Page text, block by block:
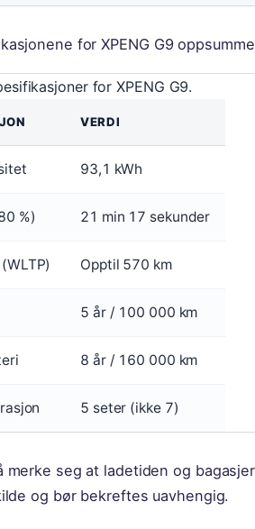
for XPENG G9
for XPENG G9.
VERDI
93,1 kWh
%) 21 min 17 sekunder
Opptil 570 km
5 år / 100 000 km
8 år / 160 000 km
5 seter (ikke 7)
merke seg at ladetiden og
og bør bekreftes uavhengig.